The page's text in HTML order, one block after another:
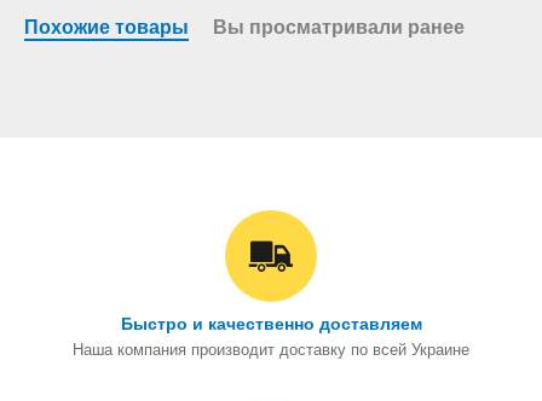
Похожие товары Вы просматривали ранее
Быстро и качественно доставляем
Наша компания производит доставку по всей Украине